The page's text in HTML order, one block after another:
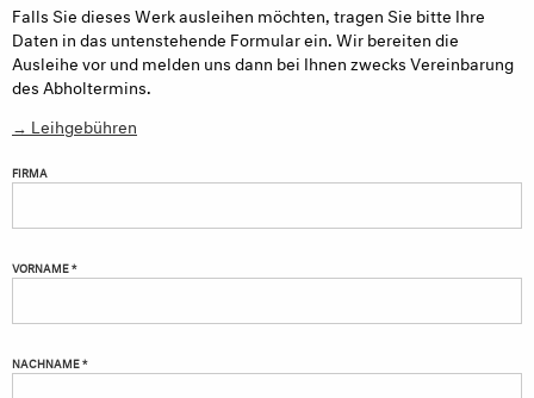
Falls Sie dieses Werk ausleihen möchten, tragen Sie bitte Ihre
Daten in das untenstehende Formular ein. Wir bereiten die
Ausleihe vor und melden uns dann bei Ihnen zwecks Vereinbarung
des Abholtermins.
→ Leihgebühren
FIRMA
VORNAME *
NACHNAME *